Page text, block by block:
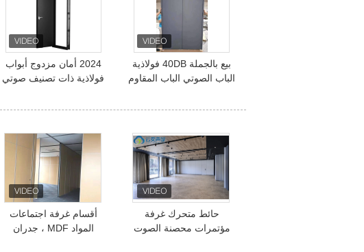
2024 أمان مزدوج أبواب
فولاذية ذات تصنيف صوتي
بيع بالجملة 40DB فولاذية
الباب الصوتي الباب المقاوم
أقسام غرفة اجتماعات
المواد MDF ، جدران
حائط متحرك غرفة
مؤتمرات محصنة الصوت